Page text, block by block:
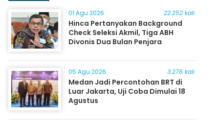
01 Agu 2026 22.252 kali
Hinca Pertanyakan Background
Check Seleksi Akmil, Tiga ABH
Divonis Dua Bulan Penjara
05 Agu 2026 3.276 kali
Medan Jadi Percontohan BRT di
Luar Jakarta, Uji Coba Dimulai 18
Agustus